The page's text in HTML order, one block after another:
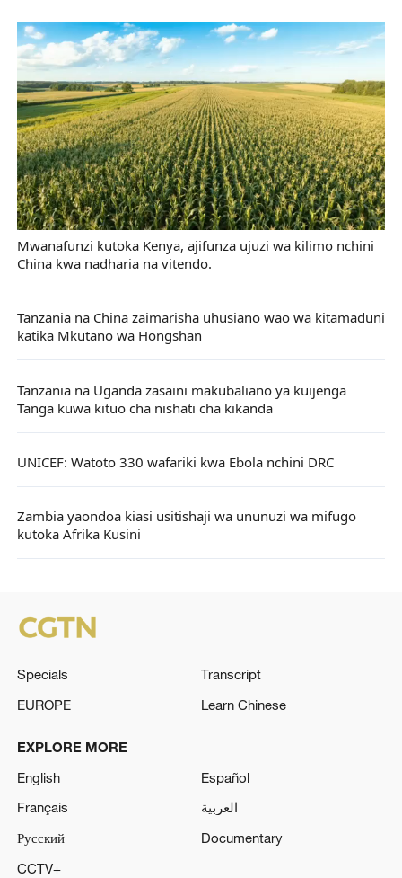
Mwanafunzi kutoka Kenya, ajifunza ujuzi wa kilimo nchini
China kwa nadharia na vitendo.
Tanzania na China zaimarisha uhusiano wao wa kitamaduni
katika Mkutano wa Hongshan
Tanzania na Uganda zasaini makubaliano ya kuijenga
Tanga kuwa kituo cha nishati cha kikanda
UNICEF: Watoto 330 wafariki kwa Ebola nchini DRC
Zambia yaondoa kiasi usitishaji wa ununuzi wa mifugo
kutoka Afrika Kusini
Specials
Transcript
EUROPE
Learn Chinese
EXPLORE MORE
English
Español
Français
العربية
Русский
Documentary
CCTV+